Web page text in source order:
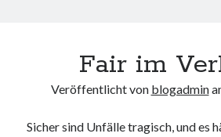
Fair im
Veröffentlicht von blogadmin
Sicher sind Unfälle tragisch, und es